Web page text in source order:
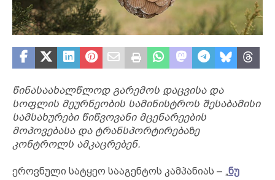
წინასაახალწლოდ გარემოს დაცვისა და
სოფლის მეურნეობის სამინისტროს შესაბამისი
სამსახურები წიწვოვანი მცენარეების
მოპოვებასა და ტრანსპორტირებაზე
კონტროლს ამკაცრებენ.
ეროვნული სატყეო სააგენტოს კამპანიას – „ნუ